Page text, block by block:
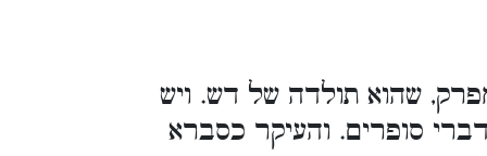
שהוא תולדה של דש. ויש
סופרים. והעיקר כסברא